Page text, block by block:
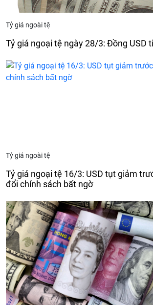
Tỷ giá ngoài tệ
Tỷ giá ngoại tệ ngày 28/3: Đồng USD
Tỷ giá ngoài tệ
Tỷ giá ngoại tệ 16/3: USD tụt giảm
đổi chính sách bất ngờ